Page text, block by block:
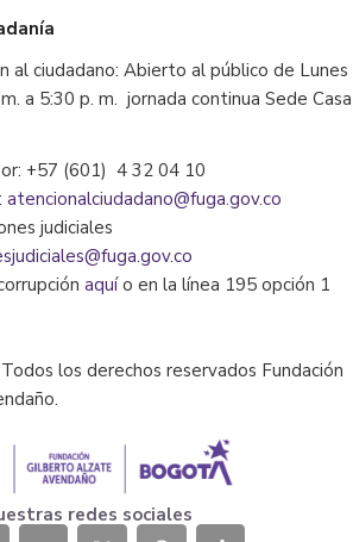
al ciudadano: Abierto al público de Lunes
a 5:30 p. m. jornada continua Sede Casa
+57 (601) 4 32 04 10
atencionalciudadano@fuga.gov.co
judiciales
aquío en la línea 195 opción 1
los derechos reservados Fundación
redes sociales